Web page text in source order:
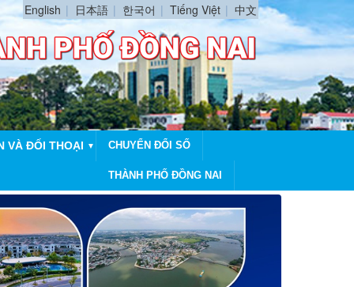
English 日本語 한국어 Tiếng Việt 中文
VÀ ĐỐI THOẠI ▼ CHUYỂN ĐỔI SỐ
THÀNH PHỐ ĐỒNG NAI